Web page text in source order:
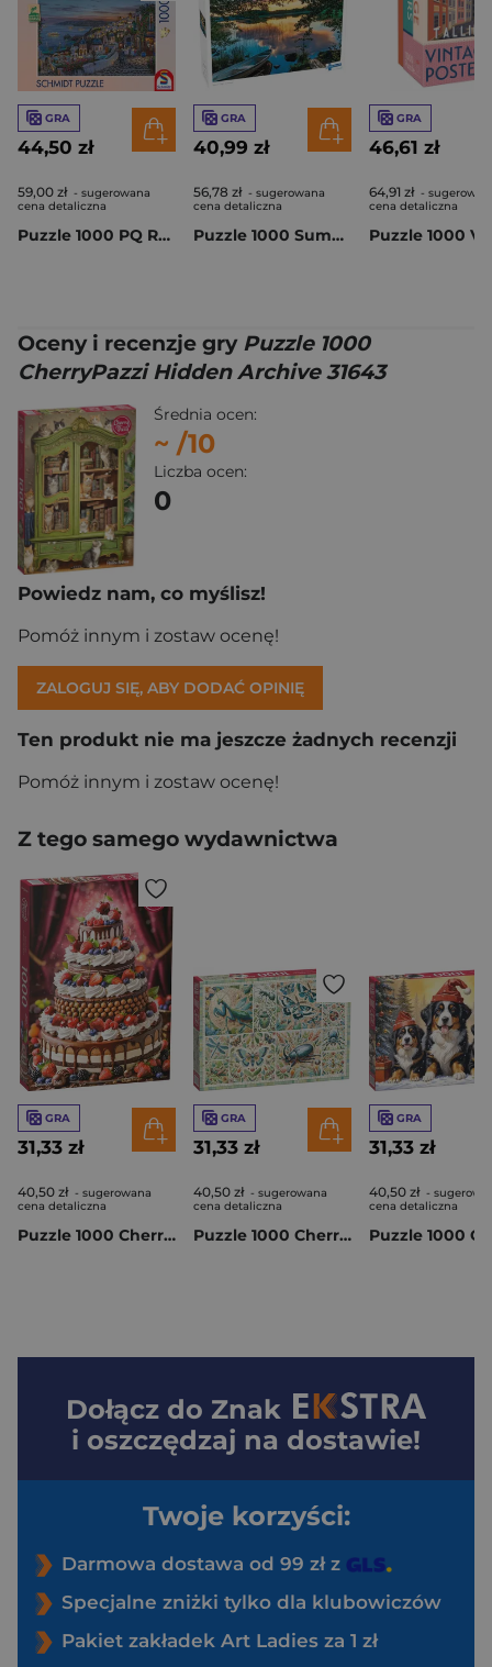
GRA
44,50 zł
59,00 zł - sugerowana
cena detaliczna
Puzzle 1000 PQ Robert Finale Zachód słońca na Santorini Grecja 113982
GRA
40,99 zł
56,78 zł - sugerowana
cena detaliczna
Puzzle 1000 Summer Night in Finland 56684
GRA
46,61 zł
64,91 zł -
cena detaliczna
Oceny i recenzje gry Puzzle 1000
CherryPazzi Hidden Archive 31643
Średnia ocen:
~ /10
Liczba ocen:
0
Powiedz nam, co myślisz!
Pomóż innym i zostaw ocenę!
ZALOGUJ SIĘ, ABY DODAĆ OPINIĘ
Ten produkt nie ma jeszcze żadnych recenzji
Pomóż innym i zostaw ocenę!
Z tego samego wydawnictwa
GRA
31,33 zł
40,50 zł - sugerowana
cena detaliczna
Puzzle 1000 CherryPazzi Balanced Diet 31568
GRA
31,33 zł
40,50 zł - sugerowana
cena detaliczna
Puzzle 1000 CherryPazzi Mosaic of the Miniature Wild 31445
GRA
31,33 zł
40,50 zł -
cena detaliczna
Dołącz do Znak
i oszczędzaj na dostawie!
Twoje korzyści:
Darmowa dostawa od 99 zł z
Specjalne zniżki tylko dla klubowiczów
Pakiet zakładek Art Ladies za 1 zł